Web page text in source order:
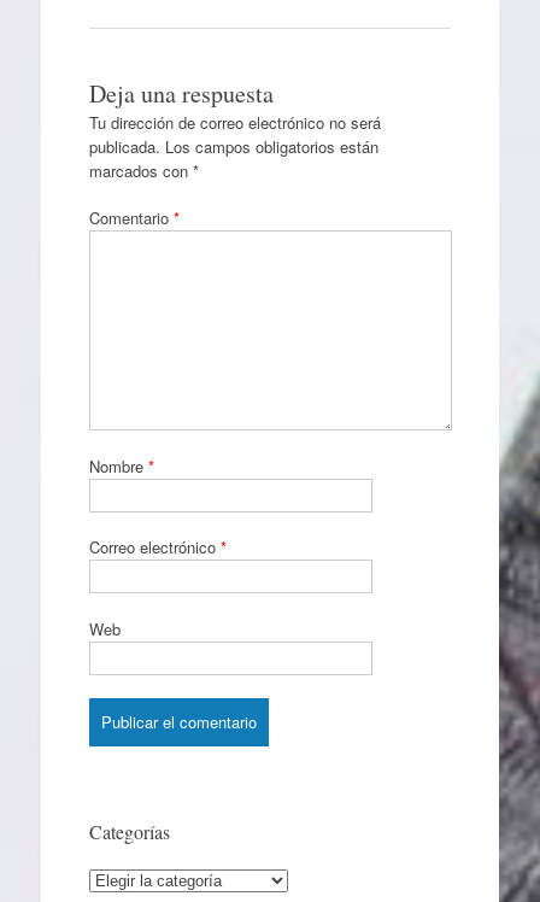
Deja una respuesta
Tu dirección de correo electrónico no será
publicada. Los campos obligatorios están
marcados con *
Comentario *
Nombre *
Correo electrónico *
Web
Categorías
Categorías